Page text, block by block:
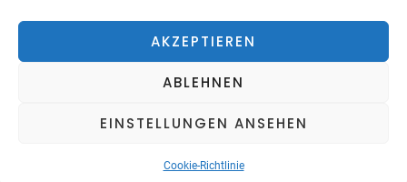
AKZEPTIEREN
ABLEHNEN
EINSTELLUNGEN ANSEHEN
Cookie-Richtlinie
Menü